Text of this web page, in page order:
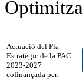
Actuació del Pla
Estratègic de la PAC
2023-2027
cofinançada per: